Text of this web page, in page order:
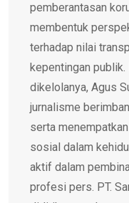
pemberantasan
membentuk
terhadap nilai
kepentingan
dikelolanya, Agus
jurnalisme
serta
sosial dalam
aktif dalam
profesi pers. PT.